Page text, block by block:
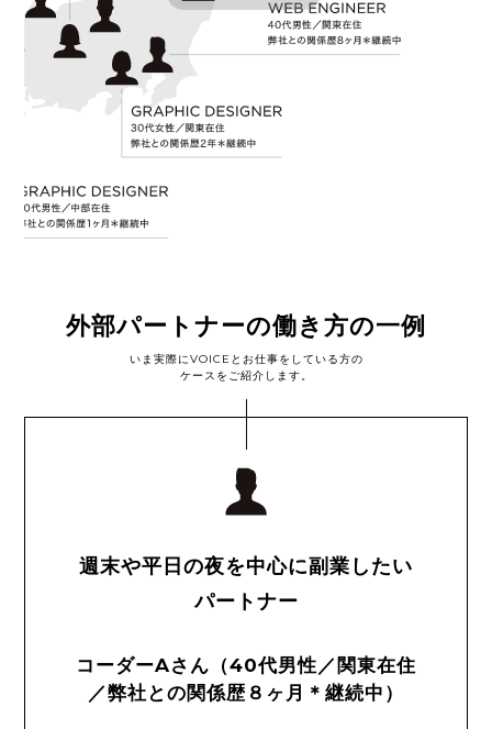
外部パートナーの働き方の一例
いま実際にVOICEとお仕事をしている方の
ケースをご紹介します。
週末や平日の夜を中心に副業したい
パートナー
コーダーAさん（40代男性／関東在住
／弊社との関係歴８ヶ月＊継続中）